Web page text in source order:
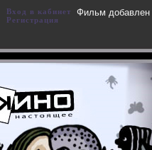
Фильм добавлен
Вход в кабинет
Регистрация